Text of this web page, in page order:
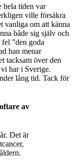
hela tiden var
ville försäkra
vanliga om att känna
både sig själv och
”den goda
han menar
tacksam över den
har i Sverige.
lång tid. Tack för
av
Det är